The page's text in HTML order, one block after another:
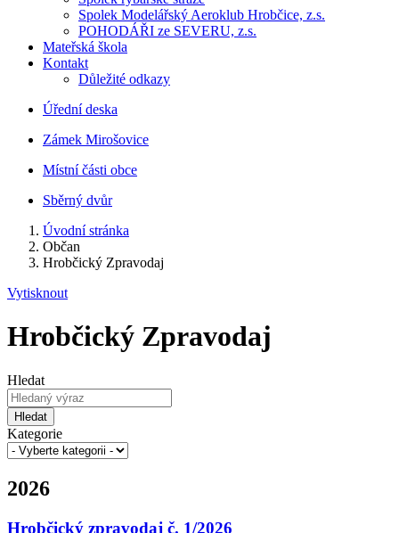
Spolek Modelářský Aeroklub Hrobčice, z.s.
POHODÁŘI ze SEVERU, z.s.
Mateřská škola
Kontakt
Důležité odkazy
Úřední deska
Zámek Mirošovice
Místní části obce
Sběrný dvůr
Úvodní stránka
Občan
Hrobčický Zpravodaj
Vytisknout
Hrobčický Zpravodaj
Hledat
Hledat
Kategorie
2026
Hrobčický zpravodaj č. 1/2026